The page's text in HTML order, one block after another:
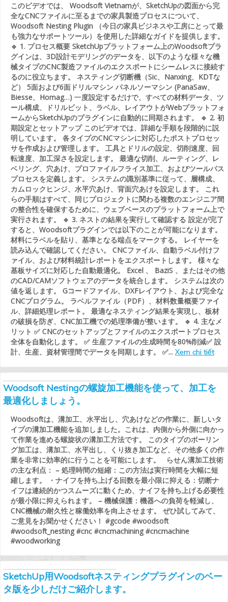
このビデオでは、 Woodsoft Vietnamが、SketchUpの図面から完
全なCNCファイルに至るまでの家具製造プロセスについて、
Woodsoft Nesting Plugin （今日の家具ビジネスや工房にとって最
も強力なサポートツール）を使用した詳細なガイドを提供します。
🔹 1. プロセス概要 SketchUpプラットフォーム上のWoodsoftプラ
グインは、3D設計モデリングのデータを、以下のような様々な機
械タイプのCNC製造ファイルのエクスポートにシームレスに接続す
るのに役立ちます。 ネスティング切断機（Sic、Nanxing、KDTな
ど） 5面および6面ドリルマシン パネルソーマシン (PanaSaw、
Biesse、Homag…) 一度設定するだけで、すべての材料データ、ツ
ール構成、ドリルビット、ラベル、レイアウトがWebプラットフォ
ームからSketchUpのプラグインに自動的に同期されます。 🔹 2. 初
期設定とセットアップ このビデオでは、詳細な手順を段階的に説
明しています。 各タイプのCNCマシンに対応したポストプロセッ
サを作成および管理します。 工具とドリルの設定、切削速度、回
転速度、加工深さを設定します。 最適な切削、ルーティング、レ
ベリング、穴あけ、プロファイルフライス加工、およびツールパス
プロセスを定義します。 システムの識別基準に従って、層構成、
カムロックヒンジ、水平穴あけ、背面穴あけを設定します。 これ
らの手順はすべて、同じプロジェクトに関わる複数のエンジニア間
の整合性を確保するために、ウェブベースのプラットフォーム上で
実行されます。 🔹 3. ネストの結果を実行して確認する 設定が完了
すると、Woodsoftプラグインでは以下のことが可能になります。
材料にラベルを貼り、基準となる端点をマークする。 レイヤーを
読み込んで確認してください。 CNCファイル、自動ラベル付けフ
ァイル、および材料統計レポートをエクスポートします。 様々な
基板サイズに対応した自動最適化。 Excel 、 BaziS 、またはその他
のCAD/CAMソフトウェアのデータを統合します。 システムは次の
値を返します。 Gコードファイル、DXFレイアウト、および完全な
CNCプログラム。 ラベルファイル（PDF）、材料数量概要ファイ
ル、詳細処理レポート。 最適なネスティング結果を実現し、板材
の破損を防ぎ、CNC加工機での処理準備が整います。 🔹 4. 主なメ
リット ✅ CNCのセットアップとファイルのエクスポートプロセス
全体を自動化します。 ✅ 生産ファイルの生成時間を80%削減✅ 設
計、生産、資材管理間でデータを同期します。 ✅... Xem chi tiết
Woodsoft Nestingの螺旋加工機能を使って、加工を
最適化しましょう。
Woodsoftは、溝加工、水平出し、穴あけなどの作業に、新しいタ
イプの溝加工機能を追加しました。これは、内側から外側に向かっ
て作業を進める螺旋状の溝加工方法です。 このタイプのボーリン
グ加工は、溝加工、水平出し、くり抜き加工など、その他多くの作
業を非常に効率的に行うことを可能にします。 らせん溝加工技術
の主な利点： – 処理時間の短縮：この方法は実行時間を大幅に短
縮します。 ・ナイフを持ち上げる回数を最小限に抑える：切断ナ
イフは連続的かつスムーズに動くため、ナイフを持ち上げる必要性
が最小限に抑えられます。 – 機械保護：機器への負荷を軽減し、
CNC機械の耐久性と稼働効率を向上させます。 ぜひ試してみて、
ご意見をお聞かせください！ #gcode #woodsoft
#woodsoft_nesting #cnc #cncmachining #cncmachine
#woodworking
SketchUp用Woodsoftネスティングプラグインのベー
タ版を少しだけご紹介します。